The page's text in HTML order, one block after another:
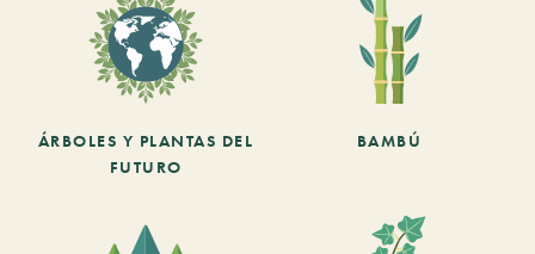
ÁRBOLES Y PLANTAS DEL
FUTURO
BAMBÚ